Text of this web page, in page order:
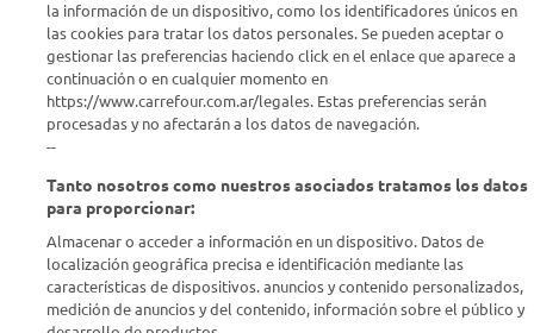
Comprá Online
Enterate de nuestras ofertas
Dejanos tu mail para recibir todas las ofertas y promociones antes
ENVIAR
la información de un dispositivo, como los identificadores únicos en
las cookies para tratar los datos personales. Se pueden aceptar o
gestionar las preferencias haciendo click en el enlace que aparece a
continuación o en cualquier momento en
https://www.carrefour.com.ar/legales. Estas preferencias serán
procesadas y no afectarán a los datos de navegación.
--
Tanto nosotros como nuestros asociados tratamos los datos
para proporcionar:
Almacenar o acceder a información en un dispositivo. Datos de
localización geográfica precisa e identificación mediante las
características de dispositivos. anuncios y contenido personalizados,
medición de anuncios y del contenido, información sobre el público y